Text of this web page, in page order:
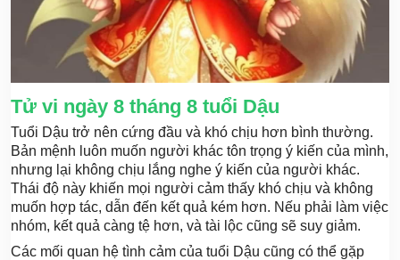
Tử vi ngày 8 tháng 8 tuổi Dậu
Tuổi Dậu trở nên cứng đầu và khó chịu hơn bình thường.
Bản mệnh luôn muốn người khác tôn trọng ý kiến của mình,
nhưng lại không chịu lắng nghe ý kiến của người khác.
Thái độ này khiến mọi người cảm thấy khó chịu và không
muốn hợp tác, dẫn đến kết quả kém hơn. Nếu phải làm việc
nhóm, kết quả càng tệ hơn, và tài lộc cũng sẽ suy giảm.
Các mối quan hệ tình cảm của tuổi Dậu cũng có thể gặp